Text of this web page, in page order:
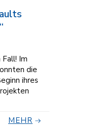
Im
die
ihres
MEHR